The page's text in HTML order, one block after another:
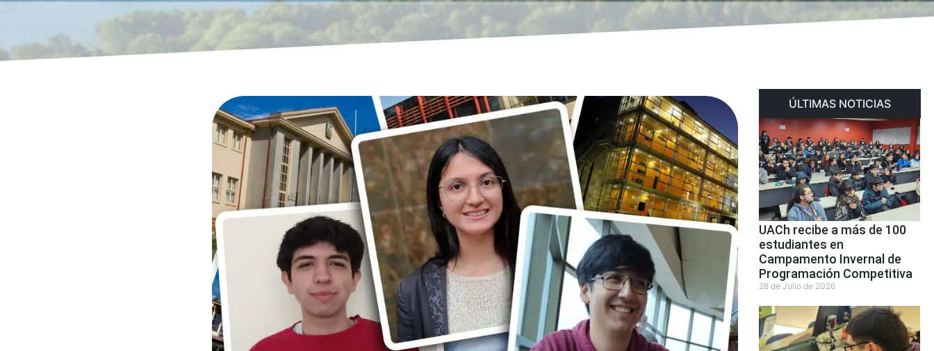
ÚLTIMAS NOTICIAS
UACh recibe a más de 100
estudiantes en
Campamento Invernal de
Programación Competitiva
28 de Julio de 2026